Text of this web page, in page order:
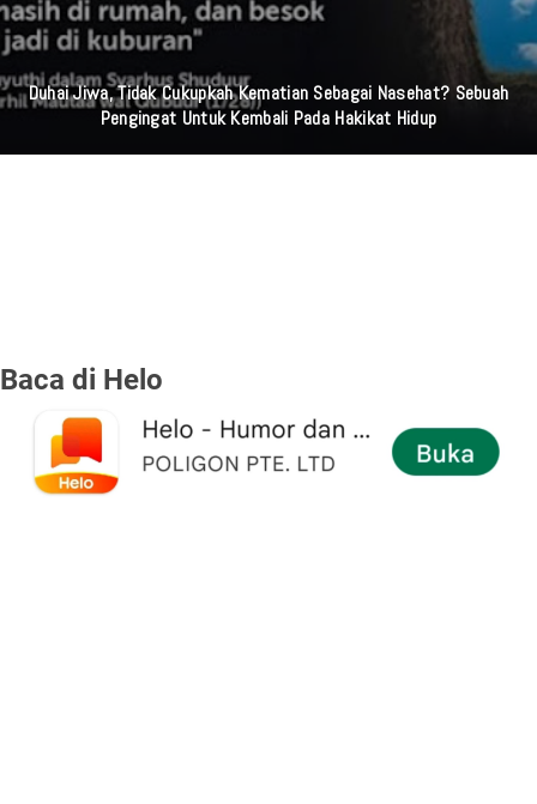
Duhai Jiwa, Tidak Cukupkah Kematian Sebagai Nasehat? Sebuah
Pengingat Untuk Kembali Pada Hakikat Hidup
Baca di Helo